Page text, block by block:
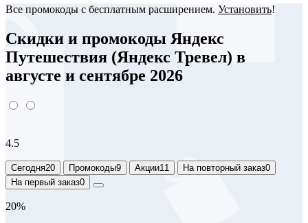
Все промокоды с бесплатным расширением. Установить!
Скидки и промокоды Яндекс
Путешествия (Яндекс Тревел) в
августе и сентябре 2026
4.5
Сегодня20 Промокоды9 Акции11 На повторный заказ0
На первый заказ0
20%